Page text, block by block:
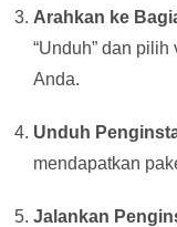
Arahkan ke
“Unduh” dan
Anda.
Unduh
mendapatkan
Jalankan